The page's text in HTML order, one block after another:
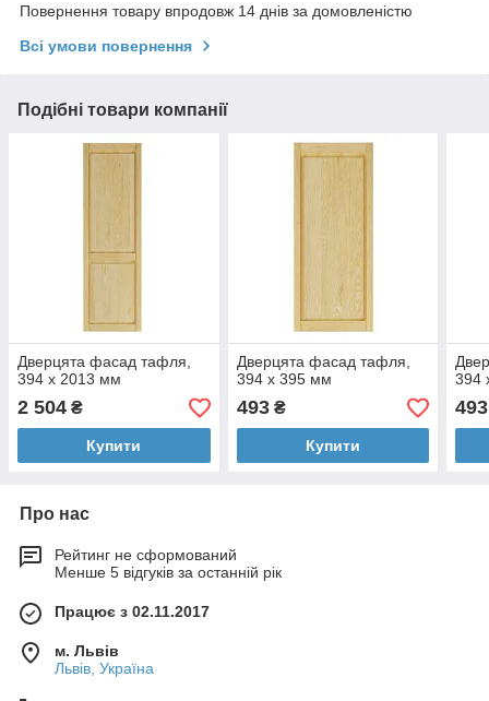
Повернення товару впродовж 14 днів за домовленістю
Всі умови повернення
Подібні товари компанії
Дверцята фасад тафля,
394 х 2013 мм
2 504 ₴
Купити
Дверцята фасад тафля,
394 х 395 мм
493₴
Купити
394
493
Про нас
Рейтинг не сформований
Менше 5 відгуків за останній рік
Працює з 02.11.2017
м. Львів
Львів, Україна